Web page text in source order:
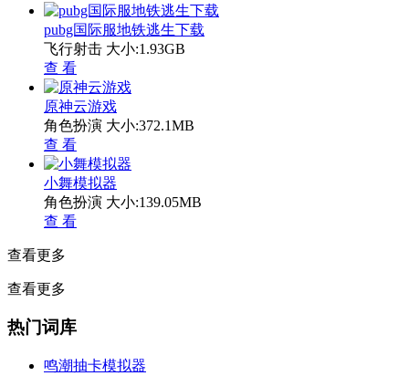
pubg国际服地铁逃生下载
飞行射击 大小:1.93GB
查 看
原神云游戏
角色扮演 大小:372.1MB
查 看
小舞模拟器
角色扮演 大小:139.05MB
查 看
查看更多
查看更多
热门词库
鸣潮抽卡模拟器